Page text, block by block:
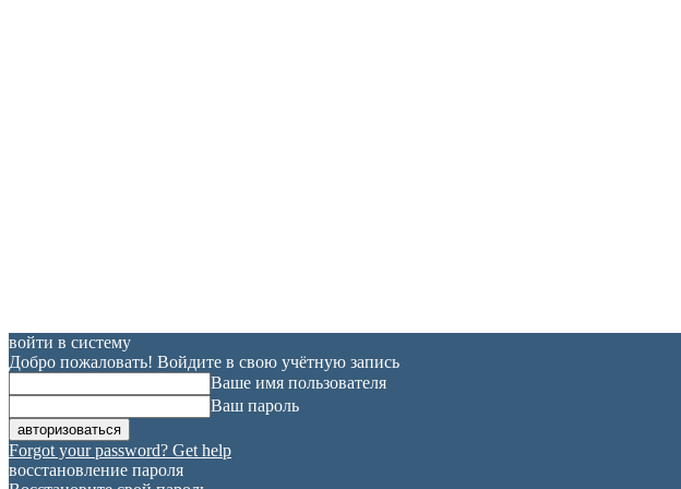
войти в систему
Добро пожаловать! Войдите в свою учётную запись
Ваше имя пользователя
Ваш пароль
Forgot your password? Get help
восстановление пароля